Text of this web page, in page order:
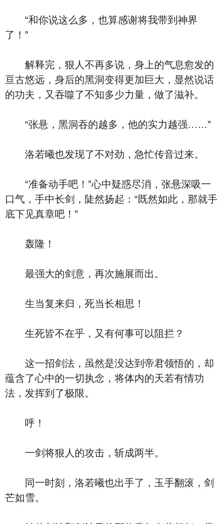
“和你说这么多，也算感谢将我带到神界
了！”
解释完，狠人不再多说，身上的气息愈发的
亘古悠远，身后的黑洞变得更加巨大，显然说话
的功夫，又吞噬了不知多少力量，做了滋补。
“张悬，黑洞吞的越多，他的实力越强……”
洛若曦也发现了不对劲，急忙传音过来。
“准备动手吧！”心中疑惑尽消，张悬深吸一
口气，手中长剑，陡然扬起：“既然如此，那就手
底下见真章吧！”
轰隆！
最强大的剑意，再次施展而出。
生当复来归，死当长相思！
生死皆不在乎，又有何事可以阻拦？
这一招剑法，虽然是没达到帝君领悟的，却
蕴含了心中的一切执念，将体内的天若有情功
法，发挥到了极限。
呼！
一剑将狠人的攻击，斩成两半。
同一时刻，洛若曦也出手了，玉手翻滚，剑
芒如雪。